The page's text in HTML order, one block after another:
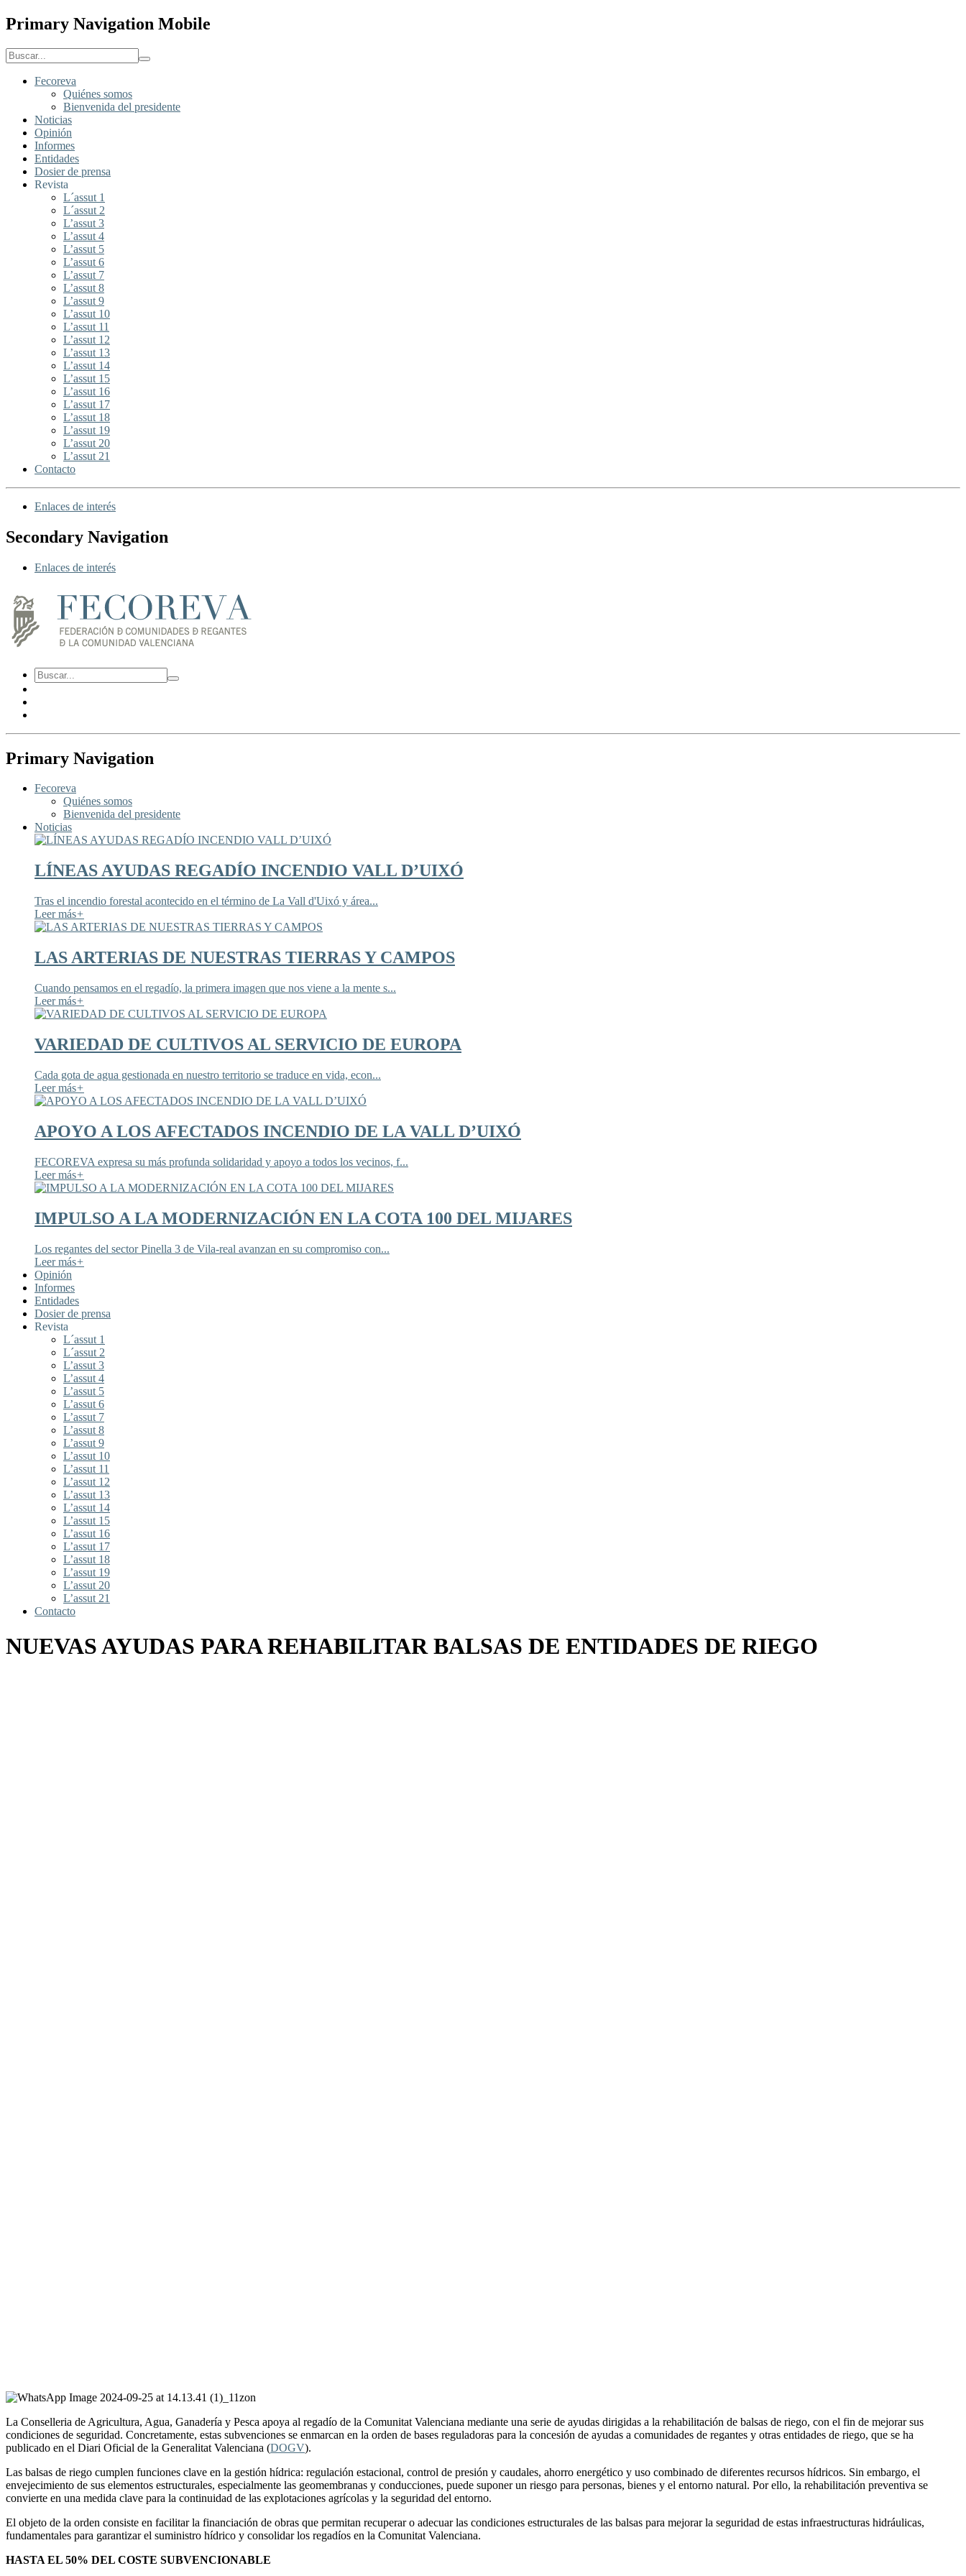
Primary Navigation Mobile
Fecoreva
Quiénes somos
Bienvenida del presidente
Noticias
Opinión
Informes
Entidades
Dosier de prensa
Revista
L´assut 1
L´assut 2
L’assut 3
L’assut 4
L’assut 5
L’assut 6
L’assut 7
L’assut 8
L’assut 9
L’assut 10
L’assut 11
L’assut 12
L’assut 13
L’assut 14
L’assut 15
L’assut 16
L’assut 17
L’assut 18
L’assut 19
L’assut 20
L’assut 21
Contacto
Enlaces de interés
Secondary Navigation
Enlaces de interés
Primary Navigation
Fecoreva
Quiénes somos
Bienvenida del presidente
Noticias
LÍNEAS AYUDAS REGADÍO INCENDIO VALL D’UIXÓ
Tras el incendio forestal acontecido en el término de La Vall d'Uixó y área...
Leer más+
LAS ARTERIAS DE NUESTRAS TIERRAS Y CAMPOS
Cuando pensamos en el regadío, la primera imagen que nos viene a la mente s...
Leer más+
VARIEDAD DE CULTIVOS AL SERVICIO DE EUROPA
Cada gota de agua gestionada en nuestro territorio se traduce en vida, econ...
Leer más+
APOYO A LOS AFECTADOS INCENDIO DE LA VALL D’UIXÓ
FECOREVA expresa su más profunda solidaridad y apoyo a todos los vecinos, f...
Leer más+
IMPULSO A LA MODERNIZACIÓN EN LA COTA 100 DEL MIJARES
Los regantes del sector Pinella 3 de Vila-real avanzan en su compromiso con...
Leer más+
Opinión
Informes
Entidades
Dosier de prensa
Revista
L´assut 1
L´assut 2
L’assut 3
L’assut 4
L’assut 5
L’assut 6
L’assut 7
L’assut 8
L’assut 9
L’assut 10
L’assut 11
L’assut 12
L’assut 13
L’assut 14
L’assut 15
L’assut 16
L’assut 17
L’assut 18
L’assut 19
L’assut 20
L’assut 21
Contacto
NUEVAS AYUDAS PARA REHABILITAR BALSAS DE ENTIDADES DE RIEGO
La Conselleria de Agricultura, Agua, Ganadería y Pesca apoya al regadío de la Comunitat Valenciana mediante una serie de ayudas dirigidas a la rehabilitación de balsas de riego, con el fin de mejorar sus
condiciones de seguridad. Concretamente, estas subvenciones se enmarcan en la orden de bases reguladoras para la concesión de ayudas a comunidades de regantes y otras entidades de riego, que se ha
publicado en el Diari Oficial de la Generalitat Valenciana (DOGV).
Las balsas de riego cumplen funciones clave en la gestión hídrica: regulación estacional, control de presión y caudales, ahorro energético y uso combinado de diferentes recursos hídricos. Sin embargo, el
envejecimiento de sus elementos estructurales, especialmente las geomembranas y conducciones, puede suponer un riesgo para personas, bienes y el entorno natural. Por ello, la rehabilitación preventiva se
convierte en una medida clave para la continuidad de las explotaciones agrícolas y la seguridad del entorno.
El objeto de la orden consiste en facilitar la financiación de obras que permitan recuperar o adecuar las condiciones estructurales de las balsas para mejorar la seguridad de estas infraestructuras hidráulicas,
fundamentales para garantizar el suministro hídrico y consolidar los regadíos en la Comunitat Valenciana.
HASTA EL 50% DEL COSTE SUBVENCIONABLE